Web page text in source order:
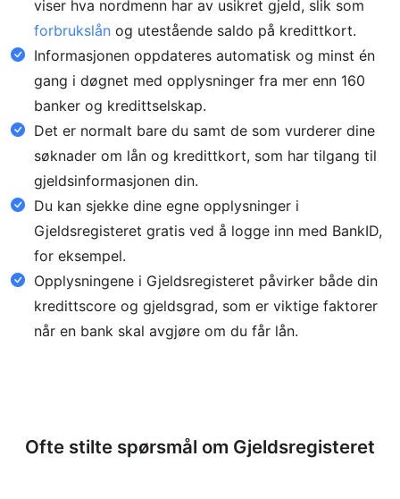
viser hva nordmenn har av usikret gjeld, slik som
forbrukslån og utestående saldo på kredittkort.
Informasjonen oppdateres automatisk og minst én
gang i døgnet med opplysninger fra mer enn 160
banker og kredittselskap.
Det er normalt bare du samt de som vurderer dine
søknader om lån og kredittkort, som har tilgang til
gjeldsinformasjonen din.
Du kan sjekke dine egne opplysninger i
Gjeldsregisteret gratis ved å logge inn med BankID,
for eksempel.
Opplysningene i Gjeldsregisteret påvirker både din
kredittscore og gjeldsgrad, som er viktige faktorer
når en bank skal avgjøre om du får lån.
Ofte stilte spørsmål om Gjeldsregisteret